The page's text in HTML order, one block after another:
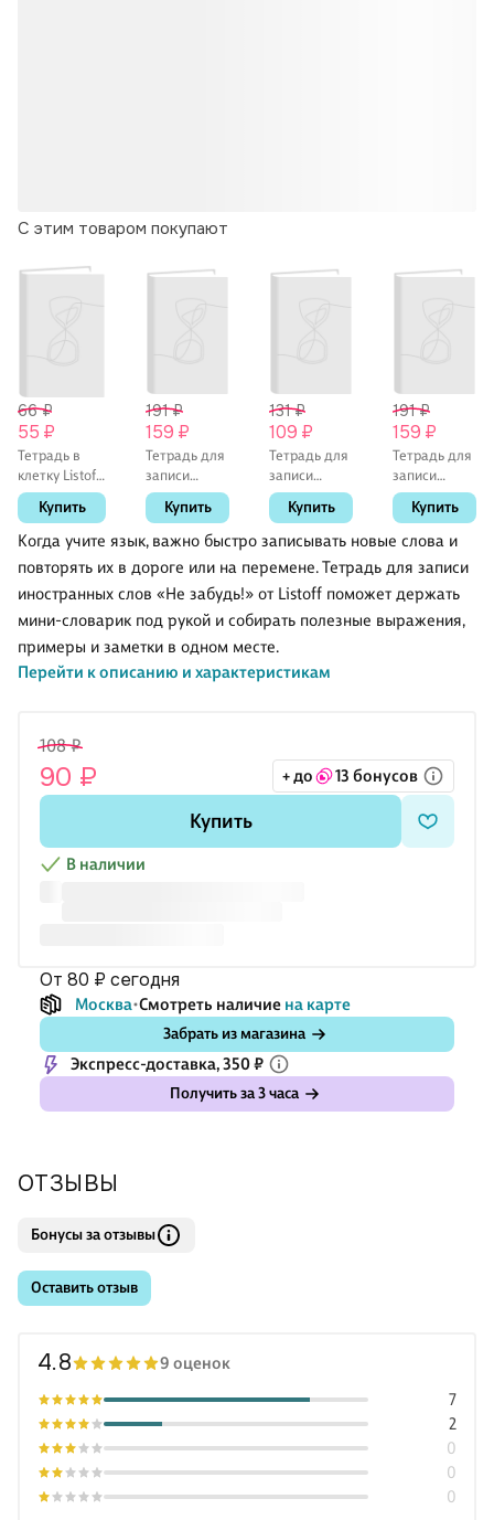
Когда учите язык, важно быстро записывать новые слова и
повторять их в дороге или на перемене. Тетрадь для записи
иностранных слов «Не забудь!» от Listoff поможет держать
мини-словарик под рукой и собирать полезные выражения,
примеры и заметки в одном месте.
ламинацией защищает тетрадь от потёртостей и влаги,
поэтому она аккуратно выглядит даже при ежедневном
использовании. Отличный вариант, чтобы не потерять ни
Перейти к описанию и характеристикам
С этим товаром покупают
66 ₽
55 ₽
Тетрадь в
клетку Listoff
«Классическая
серия» в
ассортименте,
18 листов
Купить
191 ₽
159 ₽
Тетрадь для
записи
иностранных
слов
«Маяк», 32
крупную
линейку, А6 -
Airis
Купить
131 ₽
109 ₽
Тетрадь для
записи
иностранных
слов
«Королевский
листов в
мелкую
клетку, А6 -
Купить
191 ₽
159 ₽
Тетрадь для
записи
иностранных
слов
«Автобус»,
крупную
линейку, А6 -
Airis
Купить
108 ₽
90 ₽ + до 13 бонусов
Купить
В наличии
от 80 ₽ сегодня
Москва Смотреть наличие на карте
Забрать из магазина
Экспресс-доставка, 350 ₽
Получить за 3 часа
ОТЗЫВЫ
Бонусы за отзывы
Оставить отзыв
4.8 9 оценок
0
0
0
2
7